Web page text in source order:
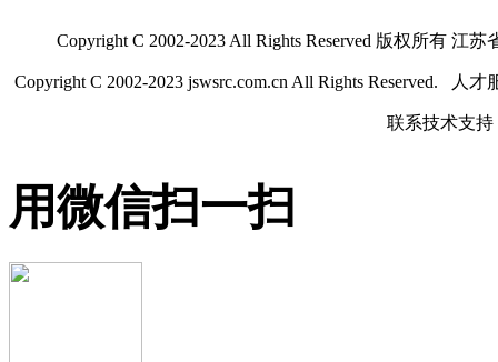
Copyright C 2002-2023 All Rights Reserved 版权所有
Copyright C 2002-2023 jswsrc.com.cn All Rights Reserved. 人
联系技术支持
用微信扫一扫